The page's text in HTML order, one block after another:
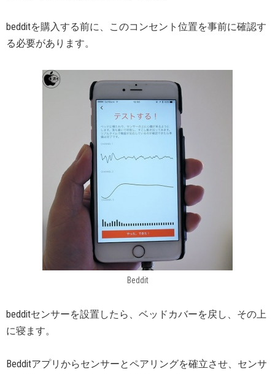
bedditを購入する前に、このコンセント位置を事前に確認す
る必要があります。
Beddit
bedditセンサーを設置したら、ベッドカバーを戻し、その上
に寝ます。
Bedditアプリからセンサーとペアリングを確立させ、センサ